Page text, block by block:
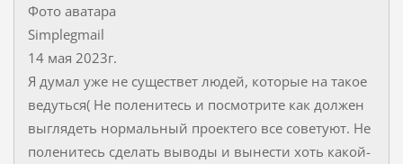
Фото аватара
Simplegmail
14 мая 2023г.
Я думал уже не существет людей, которые на такое
ведуться( Не поленитесь и посмотрите как должен
выглядеть нормальный проектего все советуют. Не
поленитесь сделать выводы и вынести хоть какой-